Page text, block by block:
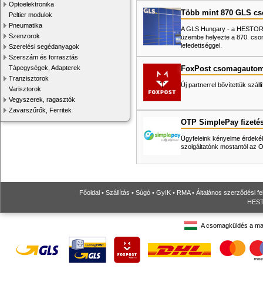
Optoelektronika
Peltier modulok
Pneumatika
Szenzorok
Szerelési segédanyagok
Szerszám és forrasztás
Tápegységek, Adapterek
Tranzisztorok
Varisztorok
Vegyszerek, ragasztók
Zavarszűrők, Ferritek
Több mint 870 GLS
A GLS Hungary - a
üzembe helyezte a 870.
lefedettséggel.
FoxPost
Új partnerrel bővítettük
OTP SimplePay
Ügyfeleink kényelme
szolgáltatónk mostantól az
Főoldal • Szállítás • Súgó • GyIK • RMA• Általános szerződési
A csomagküldés a